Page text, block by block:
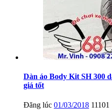
Dàn áo Body Kit SH 300
giá tốt
Đăng lúc 01/03/2018 11101